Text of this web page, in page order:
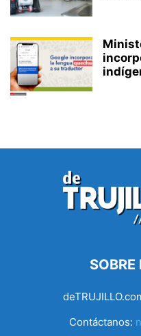
SOBRE
Contáctanos: